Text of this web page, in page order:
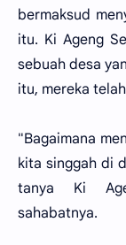
bermaksud
itu. Ki Ageng
sebuah desa
itu, mereka
"Bagaimana
kita singgah di
tanya Ki
sahabatnya.